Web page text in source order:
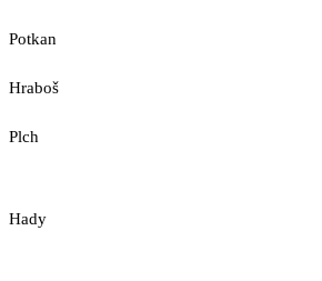
Potkan
Hraboš
Plch
Hady